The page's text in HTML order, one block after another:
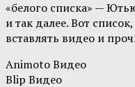
«белого списка» —
и так далее. Вот
вставлять видео и
Animoto Видео
Blip Видео